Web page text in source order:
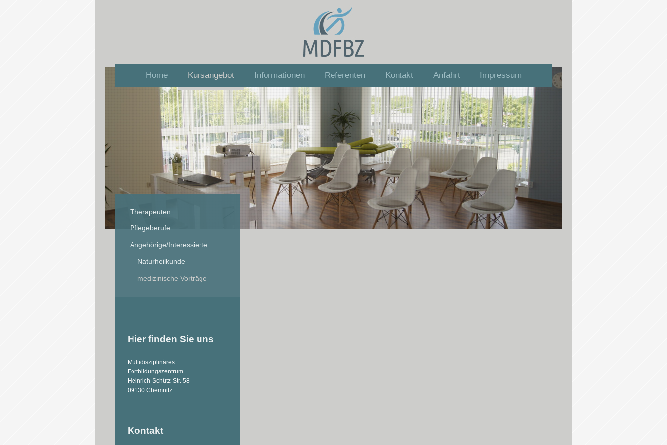
Home Kursangebot Informationen Referenten Kontakt Anfahrt Impressum
Therapeuten
Pflegeberufe
Angehörige/Interessierte
Naturheilkunde
medizinische Vorträge
Hier finden Sie uns
Multidisziplinäres
Fortbildungszentrum
Heinrich-Schütz-Str. 58
09130 Chemnitz
Kontakt